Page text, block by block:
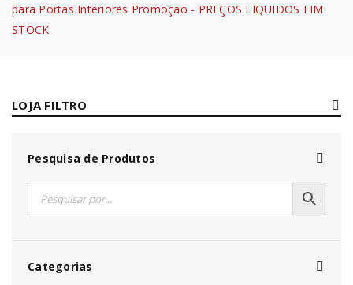
para Portas Interiores Promoção - PREÇOS LIQUIDOS FIM
STOCK
LOJA FILTRO
Pesquisa de Produtos
Categorias